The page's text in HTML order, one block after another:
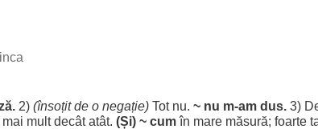
. 2) (însoțitde o negație) Tot nu. ~ nu m-am dus. 3)
mai mult decât atât. (Și) ~ cumîn mare măsură; foarte